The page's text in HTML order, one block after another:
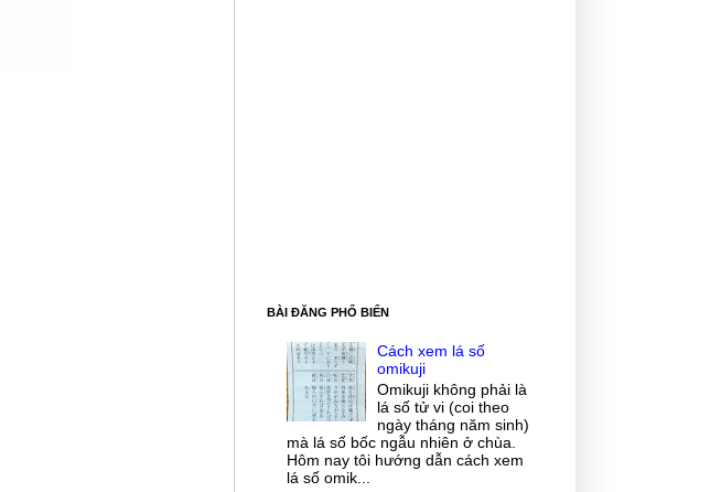
BÀI ĐĂNG PHỔ BIẾN
Cách xem lá số
omikuji
Omikuji không phải là
lá số tử vi (coi theo
ngày tháng năm sinh)
mà lá số bốc ngẫu nhiên ở chùa.
Hôm nay tôi hướng dẫn cách xem
lá số omik...